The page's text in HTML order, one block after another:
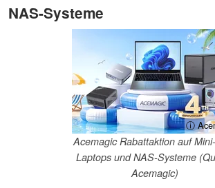
NAS-Systeme
ⓘ
Acemagic Rabattaktion auf
Laptops und NAS-Systeme
Acemagic)